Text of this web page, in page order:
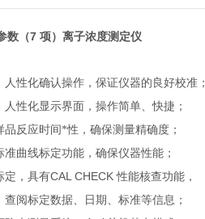
数（7 项）离子浓度测定仪
性化确认操作，保证仪器的良好校准；
人性化显示界面，操作简单、快捷；
品反应时间*性，确保测量精确度；
曲线标定功能，确保仪器性能；
定，具有CAL CHECK性能核查功能，
阅标定数据、日期、标准等信息；